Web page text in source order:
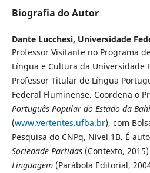
Biografia do Autor
Dante Lucchesi, Universidade
Professor Visitante no Programa
Língua e Cultura da Universidade
Professor Titular de Língua
Federal Fluminense. Coordena o
Português Popular do Estado da
(www.vertentes.ufba.br), com
Pesquisa do CNPq, Nível 1B. É
Sociedade Partidas (Contexto,
Linguagem(Parábola Editorial,